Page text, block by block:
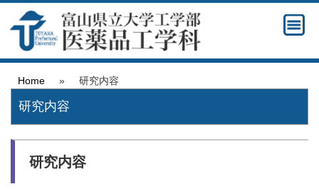
Home » 研究内容
研究内容
研究内容